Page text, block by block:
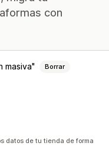
con
masiva Borrar
datos de tu tienda de forma